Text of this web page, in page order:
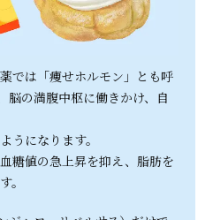
では「痩せホルモン」とも呼
脳の満腹中枢に働きかけ、自
うになります。
糖値の急上昇を抑え、脂肪を
。